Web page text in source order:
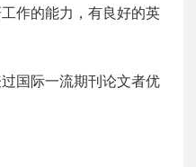
作的能力，有良好的英
国际一流期刊论文者优